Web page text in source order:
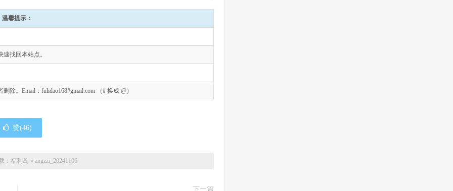
温馨提示：
找回本站点。
。Email：fulidao168#gmail.com （# 换成 @）
赞(46)
： 福利岛 » angzzi_20241106
下一篇